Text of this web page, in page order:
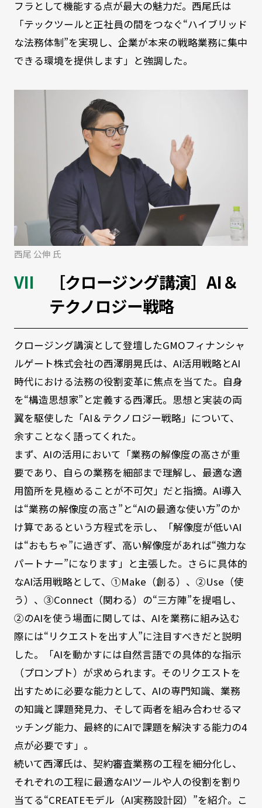
フラとして機能する点が最大の魅力だ。西尾氏は
「テックツールと正社員の間をつなぐ“ハイブリッド
な法務体制”を実現し、企業が本来の戦略業務に集中
できる環境を提供します」と強調した。
西尾 公伸 氏
［クロージング講演］AI＆
テクノロジー戦略
クロージング講演として登壇したGMOフィナンシャ
ルゲート株式会社の西澤朋晃氏は、AI活用戦略とAI
時代における法務の役割変革に焦点を当てた。自身
を“構造思想家”と定義する西澤氏。思想と実装の両
翼を駆使した「AI＆テクノロジー戦略」について、
余すことなく語ってくれた。
まず、AIの活用において「業務の解像度の高さが重
要であり、自らの業務を細部まで理解し、最適な適
用箇所を見極めることが不可欠」だと指摘。AI導入
は“業務の解像度の高さ”と“AIの最適な使い方”のか
け算であるという方程式を示し、「解像度が低いAI
は“おもちゃ”に過ぎず、高い解像度があれば“強力な
パートナー”になります」と主張した。さらに具体的
なAI活用戦略として、①Make（創る）、②Use（使
う）、③Connect（関わる）の“三方陣”を提唱し、
②のAIを使う場面に関しては、AIを業務に組み込む
際には“リクエストを出す人”に注目すべきだと説明
した。「AIを動かすには自然言語での具体的な指示
（プロンプト）が求められます。そのリクエストを
出すために必要な能力として、AIの専門知識、業務
の知識と課題発見力、そして両者を組み合わせるマ
ッチング能力、最終的にAIで課題を解決する能力の4
点が必要です」。
続いて西澤氏は、契約審査業務の工程を細分化し、
それぞれの工程に最適なAIツールや人の役割を割り
当てる“CREATEモデル（AI実務設計図）”を紹介。こ